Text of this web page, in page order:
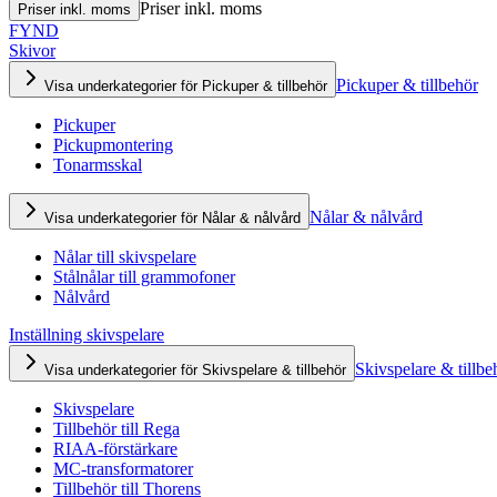
Priser inkl. moms Priser inkl. moms
FYND
Skivor
Visa underkategorier för Pickuper & tillbehör Pickuper & tillbehör
Pickuper
Pickupmontering
Tonarmsskal
Visa underkategorier för Nålar & nålvård Nålar & nålvård
Nålar till skivspelare
Stålnålar till grammofoner
Nålvård
Inställning skivspelare
Visa underkategorier för Skivspelare & tillbehör Skivspelare &
Skivspelare
Tillbehör till Rega
RIAA-förstärkare
MC-transformatorer
Tillbehör till Thorens